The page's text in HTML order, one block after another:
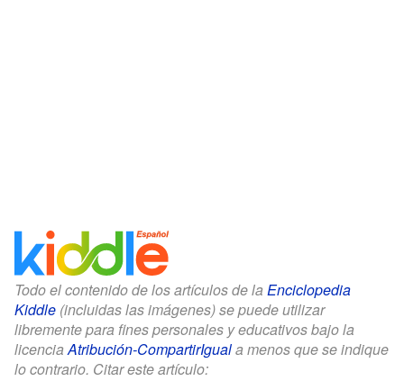
Todo el contenido de los artículos de la Enciclopedia
Kiddle (incluidas las imágenes) se puede utilizar
libremente para fines personales y educativos bajo la
licenciaAtribución-CompartirIguala menos que se indique
lo contrario. Citar este artículo: